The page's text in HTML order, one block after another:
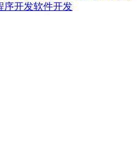
序开发软件开发